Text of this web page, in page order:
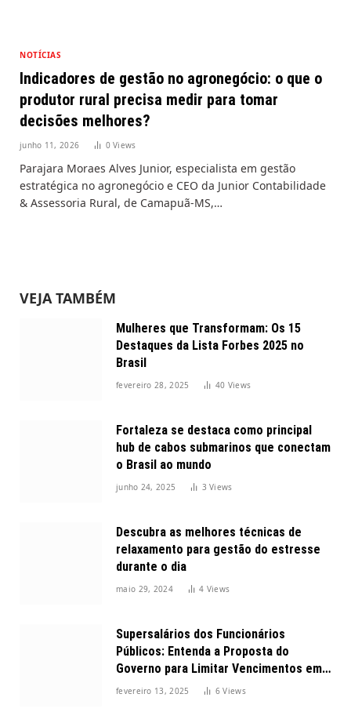
NOTÍCIAS
Indicadores de gestão no agronegócio: o que o
produtor rural precisa medir para tomar
decisões melhores?
junho 11, 2026 0Views
Parajara Moraes Alves Junior, especialista em gestão
estratégica no agronegócio e CEO da Junior Contabilidade
& Assessoria Rural, de Camapuã-MS,…
VEJA TAMBÉM
Mulheres que Transformam: Os 15
Destaques da Lista Forbes 2025 no
Brasil
fevereiro 28, 2025 40 Views
Fortaleza se destaca como principal
hub de cabos submarinos que conectam
o Brasil ao mundo
junho 24, 2025 3Views
Descubra as melhores técnicas de
relaxamento para gestão do estresse
durante o dia
maio 29, 2024 4 Views
Supersalários dos Funcionários
Públicos: Entenda a Proposta do
Governo para Limitar Vencimentos em
2025
fevereiro 13, 2025 6Views